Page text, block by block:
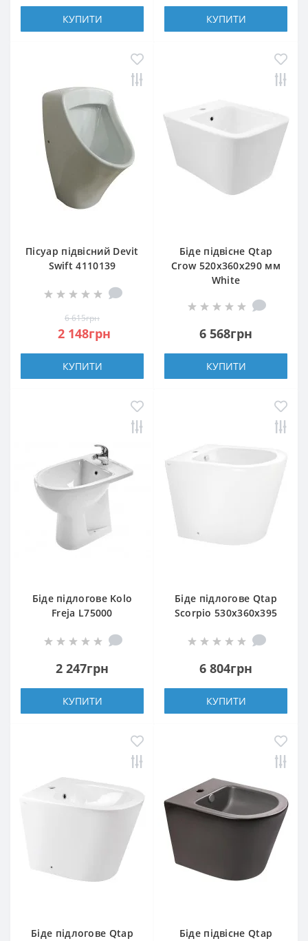
КУПИТИ КУПИТИ
Пісуар підвісний Devit
Swift 4110139
6 615грн
2 148грн
КУПИТИ
Біде підвісне Qtap
Crow 520х360х290 мм
White
6 568грн
КУПИТИ
Біде підлогове Kolo
Freja L75000
2 247грн
КУПИТИ
Біде підлогове Qtap
Scorpio 530x360x395
6 804грн
КУПИТИ
Біде підлогове Qtap
Біде підвісне Qtap